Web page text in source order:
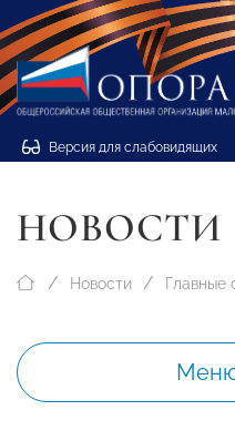
Версия для слабовидящих
НОВОСТИ
Новости Главные